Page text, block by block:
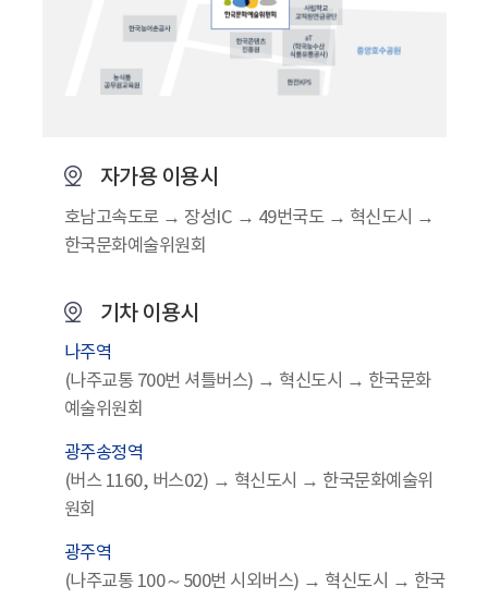
자가용 이용시
호남고속도로 → 장성IC → 49번국도 → 혁신도시 →
한국문화예술위원회
기차 이용시
나주역
(나주교통 700번 셔틀버스) → 혁신도시 → 한국문화
예술위원회
광주송정역
(버스 1160, 버스02) → 혁신도시 → 한국문화예술위
원회
광주역
(나주교통 100～500번 시외버스) → 혁신도시 → 한국